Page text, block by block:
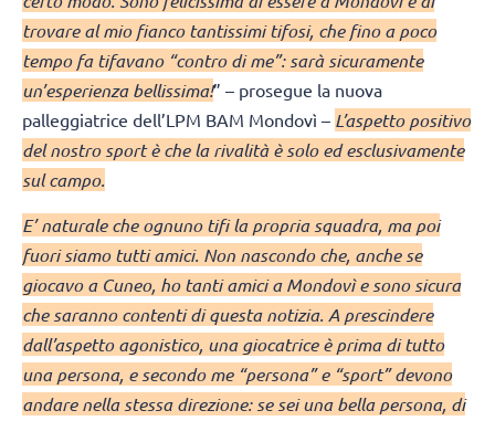
trovare al mio fianco tantissimi tifosi, che fino a poco
tempo fa tifavano “contro di me”: sarà sicuramente
un’esperienza bellissima!” – prosegue la nuova
palleggiatrice dell’LPM BAM Mondovì – L’aspetto positivo
del nostro sport è che la rivalità è solo ed esclusivamente
sul campo.
E’ naturale che ognuno tifi la propria squadra, ma poi
fuori siamo tutti amici. Non nascondo che, anche se
giocavo a Cuneo, ho tanti amici a Mondovì e sono sicura
che saranno contenti di questa notizia. A prescindere
dall’aspetto agonistico, una giocatrice è prima di tutto
una persona, e secondo me “persona” e “sport” devono
andare nella stessa direzione: se sei una bella persona, di